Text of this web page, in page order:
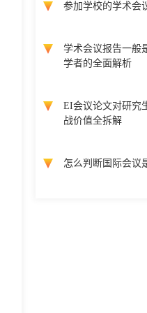
参加学校的学术会
学术会议报告一般
学者的全面解析
EI会议论文对研究
战价值全拆解
怎么判断国际会议